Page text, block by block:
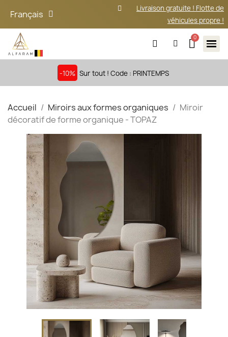
Français
Livraison gratuite ! Flotte de
véhicules propre !
-10% Sur tout ! Code : PRINTEMPS
Accueil Miroirs aux formes organiques
Miroir
décoratif de forme organique - TOPAZ